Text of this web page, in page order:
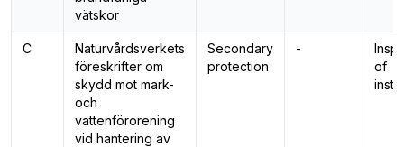
vätskor
C
Naturvårdsverkets
föreskrifter om
skydd mot mark-
och
vattenförorening
vid hantering av
Secondary
protection
-
of